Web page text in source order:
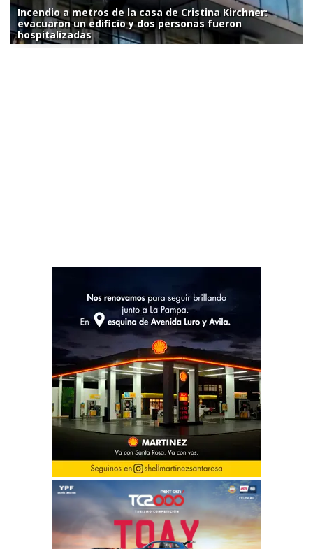
Incendio a metros de la casa de Cristina Kirchner:
evacuaron un edificio y dos personas fueron
hospitalizadas